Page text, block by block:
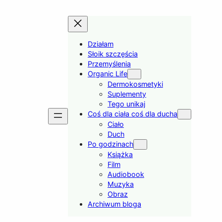
Działam
Słoik szczęścia
Przemyślenia
Organic Life
Dermokosmetyki
Suplementy
Tego unikaj
Coś dla ciała coś dla ducha
Ciało
Duch
Po godzinach
Książka
Film
Audiobook
Muzyka
Obraz
Archiwum bloga